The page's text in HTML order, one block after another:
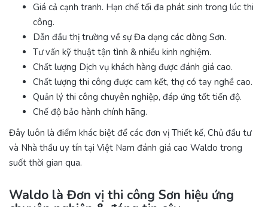
Giá cả cạnh tranh. Hạn chế tối đa phát sinh trong lúc thi
công.
Dẫn đầu thị trường về sự Đa dạng các dòng Sơn.
Tư vấn kỹ thuật tận tình & nhiều kinh nghiệm.
Chất lượng Dịch vụ khách hàng được đánh giá cao.
Chất lượng thi công được cam kết, thợ có tay nghề cao.
Quản lý thi công chuyên nghiệp, đáp ứng tốt tiến độ.
Chế độ bảo hành chính hãng.
Đây luôn là điểm khác biệt để các đơn vị Thiết kế, Chủ đầu tư
và Nhà thầu uy tín tại Việt Nam đánh giá cao Waldo trong
suốt thời gian qua.
Waldo là Đơn vị thi công Sơn hiệu ứng